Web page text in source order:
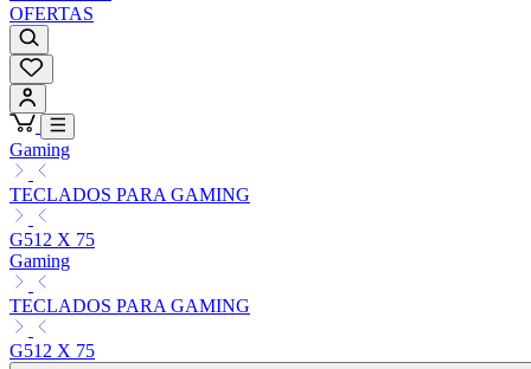
OFERTAS
Gaming
TECLADOS PARA GAMING
G512 X 75
Gaming
TECLADOS PARA GAMING
G512 X 75